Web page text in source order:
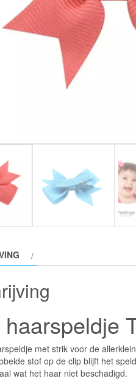
haarspeldje
met strik voor de
stof op de clip blijft het
wat het haar niet beschadigd.